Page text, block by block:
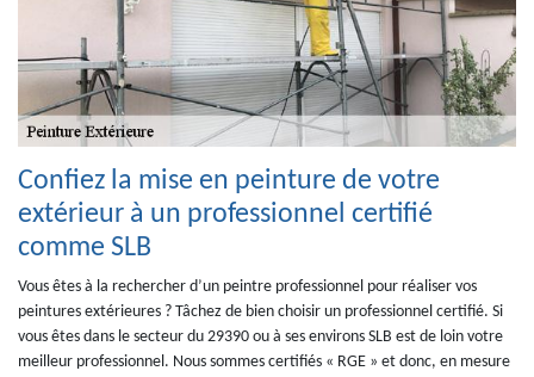
Confiez la mise en peinture de votre
extérieur à un professionnel certifié
comme SLB
Vous êtes à la rechercher d’un peintre professionnel pour réaliser vos
peintures extérieures ? Tâchez de bien choisir un professionnel certifié. Si
vous êtes dans le secteur du 29390 ou à ses environs SLB est de loin votre
meilleur professionnel. Nous sommes certifiés « RGE » et donc, en mesure